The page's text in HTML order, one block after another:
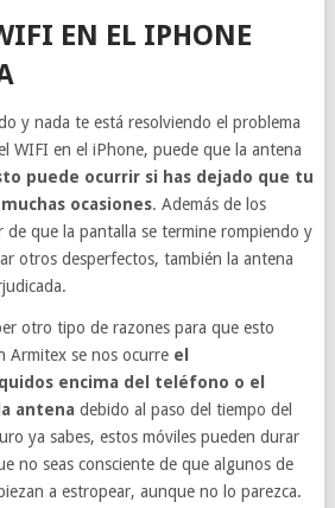
EN EL IPHONE
y nada te está resolviendo el problema
WIFI en el iPhone, puede que la antena
puede ocurrir si has dejado que tu
ocasiones. Además de los
de que la pantalla se termine rompiendo y
otros desperfectos, también la antena
otro tipo de razones para que esto
Armitex se nos ocurre el
encima del teléfono o el
antena debido al paso del tiempo del
ya sabes, estos móviles pueden durar
no seas consciente de que algunos de
a estropear, aunque no lo parezca.